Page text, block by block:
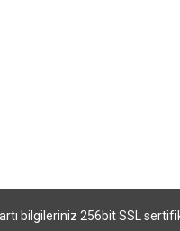
bilgileriniz 256bit SSL